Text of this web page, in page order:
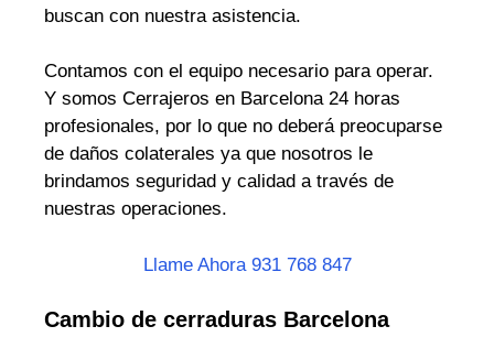
buscan con nuestra asistencia.
Contamos con el equipo necesario para operar.
Y somos Cerrajeros en Barcelona 24 horas
profesionales, por lo que no deberá preocuparse
de daños colaterales ya que nosotros le
brindamos seguridad y calidad a través de
nuestras operaciones.
Llame Ahora 931 768 847
Cambio de cerraduras Barcelona